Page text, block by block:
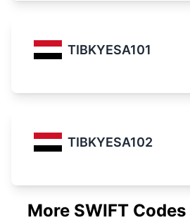
TIBKYESA101
TIBKYESA102
More SWIFT